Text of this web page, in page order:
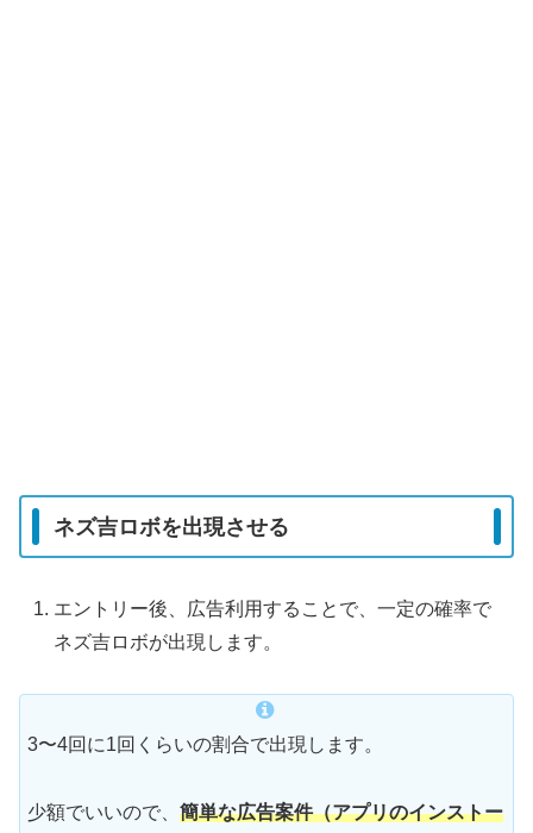
ネズ吉ロボを出現させる
エントリー後、広告利用することで、一定の確率で
ネズ吉ロボが出現します。
3〜4回に1回くらいの割合で出現します。
少額でいいので、 簡単な広告案件（アプリのインストー